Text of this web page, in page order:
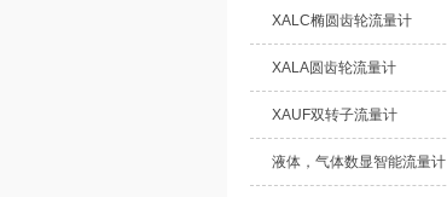
XALC椭圆齿轮流量计
XALA圆齿轮流量计
XAUF双转子流量计
液体，气体数显智能流量计